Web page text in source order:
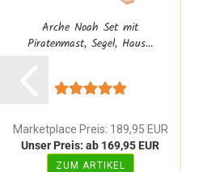
Arche Noah Set mit
Piratenmast, Segel, Haus...
Marketplace Preis: 189,95 EUR
Unser Preis: ab 169,95 EUR
ZUM ARTIKEL